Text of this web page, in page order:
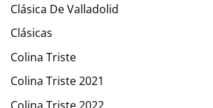
Clásica De Valladolid
Clásicas
Colina Triste
Colina Triste 2021